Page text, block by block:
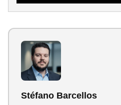
Stéfano Barcellos